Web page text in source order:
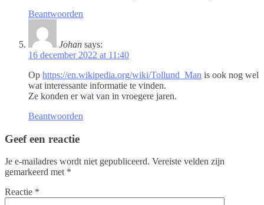
Beantwoorden
Johan says:
16 december 2022 at 11:40
Op https://en.wikipedia.org/wiki/Tollund_Man is ook nog wel
wat interessante informatie te vinden.
Ze konden er wat van in vroegere jaren.
Beantwoorden
Geef een reactie
Je e-mailadres wordt niet gepubliceerd. Vereiste velden zijn
gemarkeerd met *
Reactie *